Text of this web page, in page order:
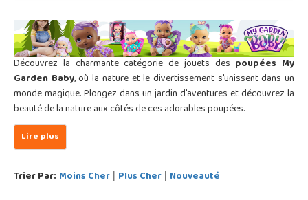
Découvrez la charmante catégorie de jouets des poupées My
Garden Baby, où la nature et le divertissement s'unissent dans un
monde magique. Plongez dans un jardin d'aventures et découvrez la
beauté de la nature aux côtés de ces adorables poupées.
Trier Par: Moins Cher | Plus Cher | Nouveauté